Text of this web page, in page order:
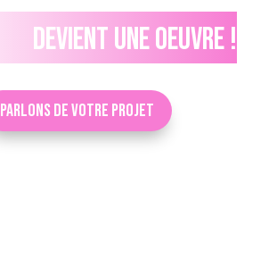
Devient une oeuvre !
Parlons de votre projet